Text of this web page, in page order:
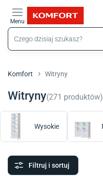
Menu
Komfort Witryny
Witryny(271 produktów)
Wysokie
Filtruj i sortuj